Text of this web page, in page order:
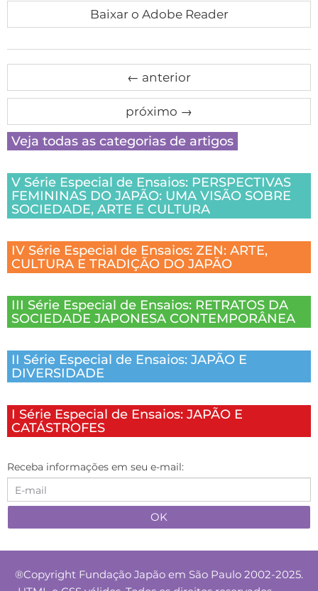
Baixar o Adobe Reader
← anterior
próximo →
Veja todas as categorias de artigos
V Série Especial de Ensaios: PERSPECTIVAS
FEMININAS DO JAPÃO: UMA VISÃO SOBRE
SOCIEDADE, ARTE E CULTURA
IV Série Especial de Ensaios: ZEN: ARTE,
CULTURA E TRADIÇÃO DO JAPÃO
III Série Especial de Ensaios: RETRATOS DA
SOCIEDADE JAPONESA CONTEMPORÂNEA
II Série Especial de Ensaios: JAPÃO E
DIVERSIDADE
I Série Especial de Ensaios: JAPÃO E
CATÁSTROFES
Receba informações em seu e-mail:
®Copyright Fundação Japão em São Paulo 2002-2025.